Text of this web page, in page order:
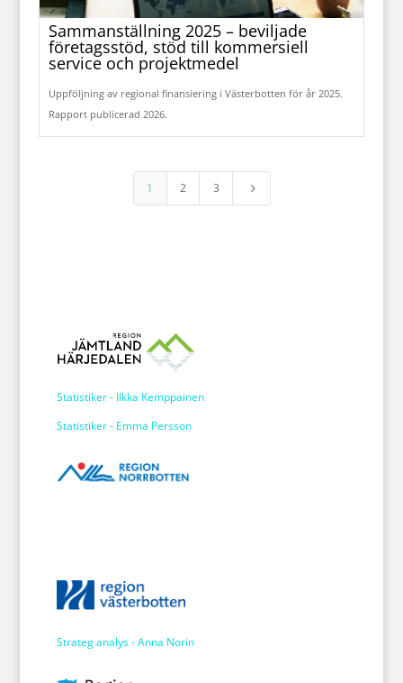
Sammanställning 2025 – beviljade
företagsstöd, stöd till kommersiell
service och projektmedel
Uppföljning av regional finansiering i Västerbotten för år 2025.
Rapport publicerad 2026.
1 2 3 5
Statistiker - Ilkka Kemppainen
Statistiker - Emma Persson
Strateg analys - Anna Norin